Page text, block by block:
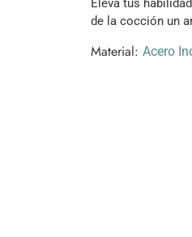
Eleva tus
de la cocción un
Material: Acero